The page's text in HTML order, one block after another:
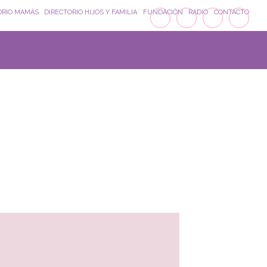
MAMÁS DIRECTORIO HIJOS Y FAMILIA FUNDACIÓN RADIO CONTACTO